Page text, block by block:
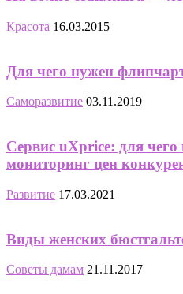
Красота 16.03.2015
Для чего нужен
Саморазвитие 03.11.2019
Сервис uXprice: для чего
мониторинг цен
Развитие 17.03.2021
Виды женских
Советы дамам 21.11.2017